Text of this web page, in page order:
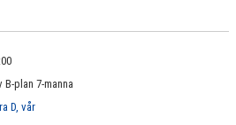
plan 7-manna
D, vår